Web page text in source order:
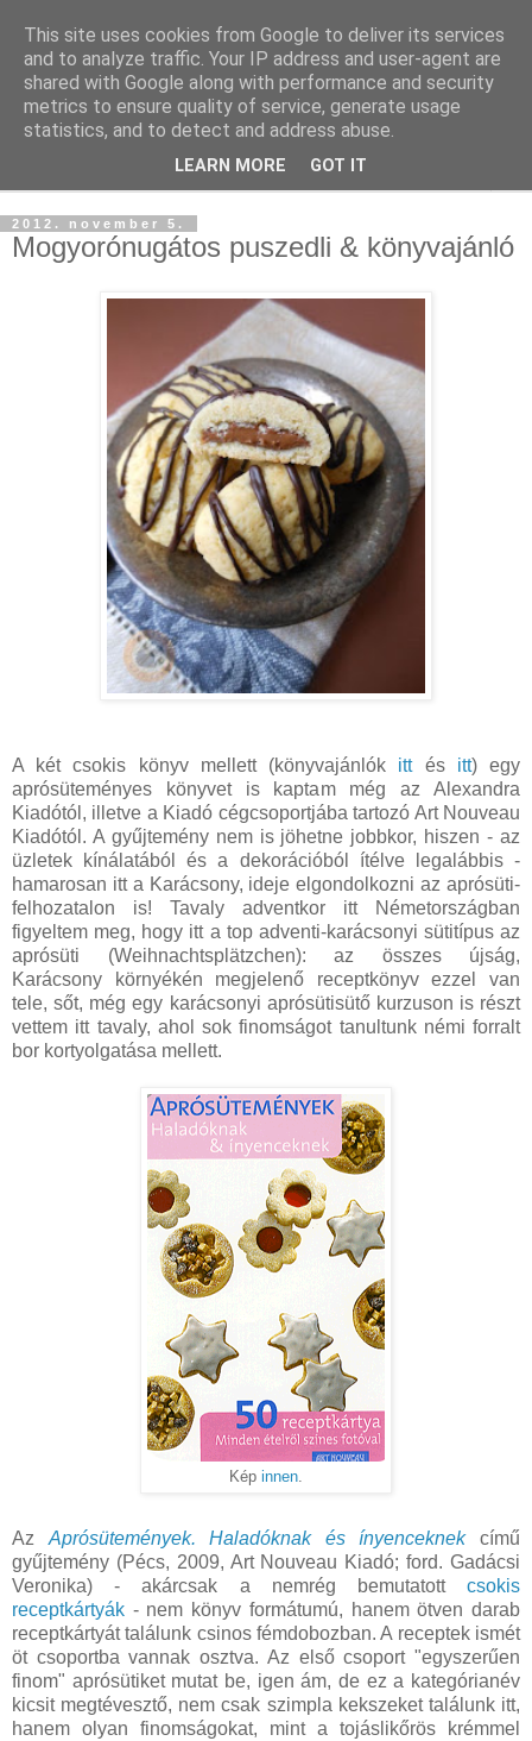
2012. november 5.
Mogyorónugátos puszedli & könyvajánló
A két csokis könyv mellett (könyvajánlók ittés itt) egy
aprósüteményes könyvet is kaptam még az Alexandra
Kiadótól, illetve a Kiadó cégcsoportjába tartozó Art Nouveau
Kiadótól. A gyűjtemény nem is jöhetne jobbkor, hiszen - az
üzletek kínálatából és a dekorációból ítélve legalábbis -
hamarosan itt a Karácsony, ideje elgondolkozni az aprósüti-
felhozatalon is! Tavaly adventkor itt Németországban
figyeltem meg, hogy itt a top adventi-karácsonyi sütitípus az
aprósüti (Weihnachtsplätzchen): az összes újság,
Karácsony környékén megjelenő receptkönyv ezzel van
tele, sőt, még egy karácsonyi aprósütisütő kurzuson is részt
vettem itt tavaly, ahol sok finomságot tanultunk némi forralt
bor kortyolgatása mellett.
Kép innen.
Az Aprósütemények. Haladóknak és ínyenceknekcímű
gyűjtemény (Pécs, 2009, Art Nouveau Kiadó; ford. Gadácsi
Veronika) - akárcsak a nemrég bemutatott csokis
receptkártyák - nem könyv formátumú, hanem ötven darab
receptkártyát találunk csinos fémdobozban. A receptek ismét
öt csoportba vannak osztva. Az első csoport "egyszerűen
finom" aprósütiket mutat be, igen ám, de ez a kategórianév
kicsit megtévesztő, nem csak szimpla kekszeket találunk itt,
hanem olyan finomságokat, mint a tojáslikőrös krémmel
This site uses cookies from Google to deliver its services
and to analyze traffic. Your IP address and user-agent are
shared with Google along with performance and security
metrics to ensure quality of service, generate usage
statistics, and to detect and address abuse.
LEARN MORE GOT IT